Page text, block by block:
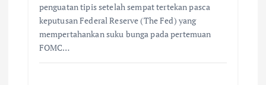
penguatan tipis setelah sempat tertekan pasca
keputusan Federal Reserve (The Fed) yang
mempertahankan suku bunga pada pertemuan
FOMC…